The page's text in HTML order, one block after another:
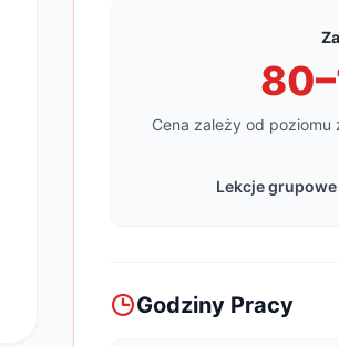
Cena zależy od poziomu
Lekcje
Godziny Pracy